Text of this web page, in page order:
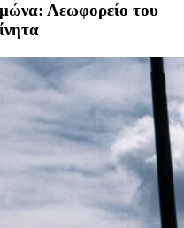
Λεωφορείο του